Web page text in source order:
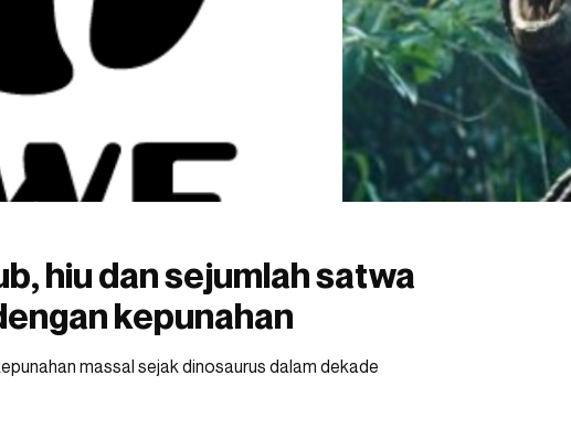
hiu dan sejumlah satwa
kepunahan
massal sejak dinosaurus dalam dekade